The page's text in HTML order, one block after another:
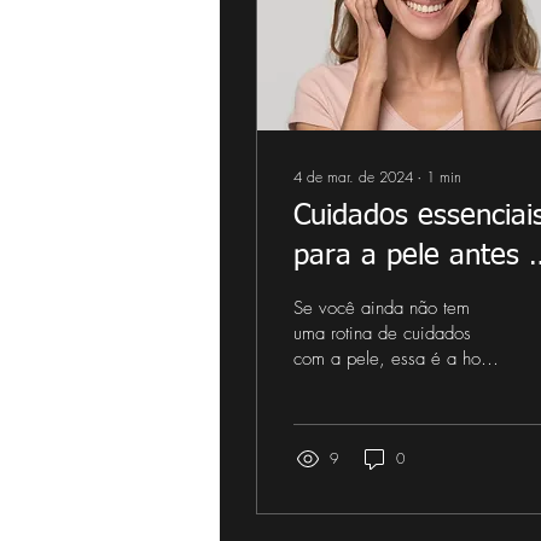
4 de mar. de 2024 ∙ 1 min
Cuidados
para a pele antes
casamento
Se você ainda não tem
uma rotina de cuidados
com a pele, essa é a hora
9 0